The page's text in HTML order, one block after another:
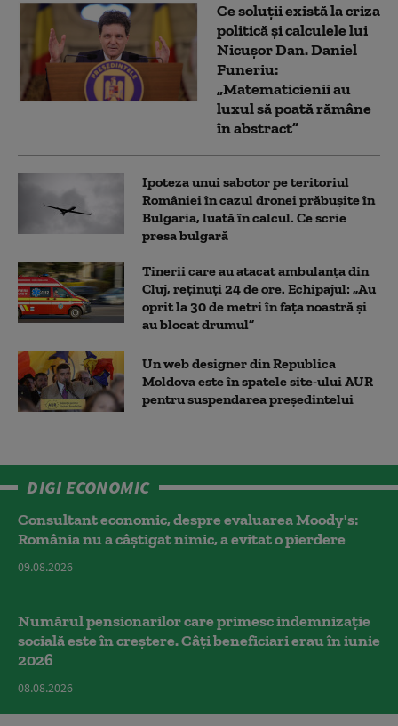
Ce soluții există la criza
politică și calculele lui
Nicușor Dan. Daniel
Funeriu:
„Matematicienii au
luxul să poată rămâne
în abstract”
Ipoteza unui sabotor pe teritoriul
României în cazul dronei prăbușite în
Bulgaria, luată în calcul. Ce scrie
presa bulgară
Tinerii care au atacat ambulanța din
Cluj, reținuți 24 de ore. Echipajul: „Au
oprit la 30 de metri în fața noastră și
au blocat drumul”
Un web designer din Republica
Moldova este în spatele site-ului AUR
pentru suspendarea președintelui
DIGI ECONOMIC
Consultant economic, despre evaluarea Moody's:
România nu a câştigat nimic, a evitat o pierdere
09.08.2026
Numărul pensionarilor care primesc indemnizaţie
socială este în creștere. Câți beneficiari erau în iunie
2026
08.08.2026